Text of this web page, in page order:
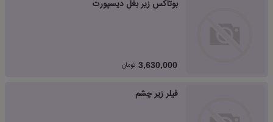
بوتاکس زیر بغل دیسپورت
3,630,000 تومان
فیلر زیر چشم